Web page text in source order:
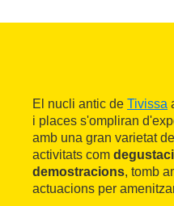
El nucli antic de Tivissa
i places s'ompliran
amb una gran varietat
activitats com
demostracions, tomb
actuacions per